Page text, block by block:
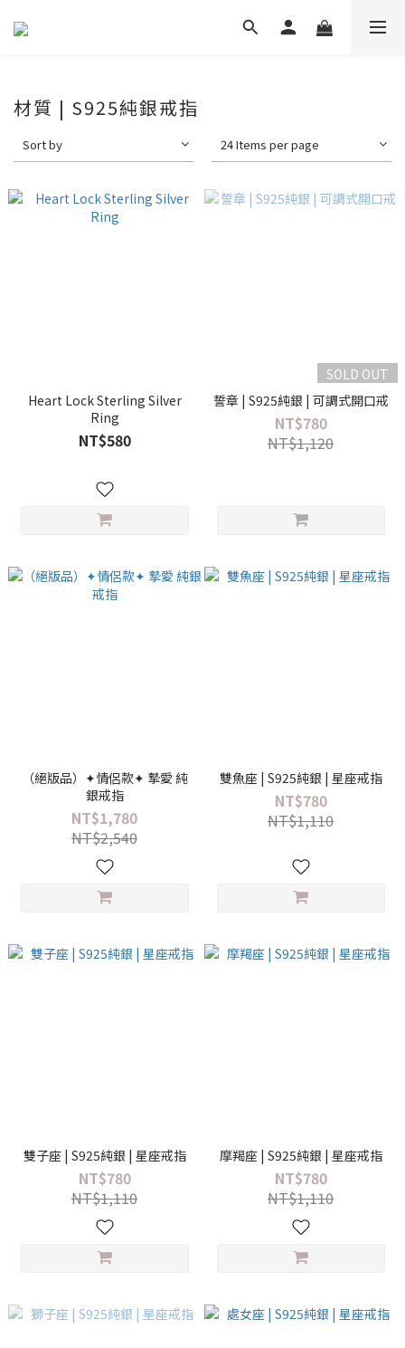
材質 | S925純銀戒指
Sort by 24 Items per page
Heart Lock Sterling Silver
Ring
NT$580
SOLD OUT
誓章 | S925純銀 | 可調式開口戒
NT$780
NT$1,120
（絕版品）✦情侶款✦ 摯愛 純
銀戒指
NT$1,780
NT$2,540
雙魚座 | S925純銀 | 星座戒指
NT$780
NT$1,110
雙子座 | S925純銀 | 星座戒指
NT$780
NT$1,110
摩羯座 | S925純銀 | 星座戒指
NT$780
NT$1,110